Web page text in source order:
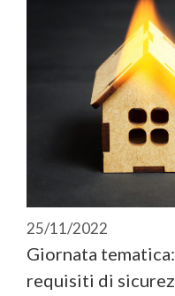
25/11/2022
Giornata
requisiti di